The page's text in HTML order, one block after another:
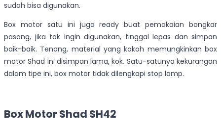
sudah bisa digunakan.
Box motor satu ini juga ready buat pemakaian bongkar
pasang, jika tak ingin digunakan, tinggal lepas dan simpan
baik-baik. Tenang, material yang kokoh memungkinkan box
motor Shad ini disimpan lama, kok. Satu-satunya kekurangan
dalam tipe ini, box motor tidak dilengkapi stop lamp.
Box Motor Shad SH42